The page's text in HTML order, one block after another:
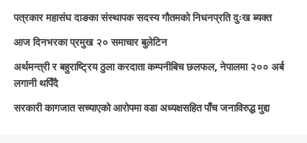
पत्रकार महासंघ दाङका संस्थापक सदस्य गौतमको निधनप्रति दुःख ब्यक्त
आज दिनभरका प्रमुख २० समाचार बुलेटिन
अर्थमन्त्री र बहुराष्ट्रिय ठुला करदाता कम्पनीबिच छलफल, नेपालमा २०० अर्ब
लगानी थपिँदै
सरकारी कागजात सच्याएको आरोपमा वडा अध्यक्षसहित पाँच जनाविरुद्ध मुद्दा